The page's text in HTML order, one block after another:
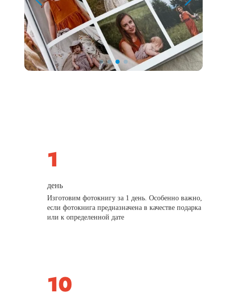
день
Изготовим фотокнигу за 1 день. Особенно важно,
если фотокнига предназначена в качестве подарка
или к определенной дате